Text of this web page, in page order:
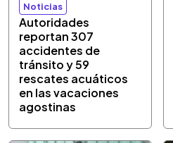
Noticias
Autoridades
reportan 307
accidentes de
tránsito y 59
rescates acuáticos
en las vacaciones
agostinas